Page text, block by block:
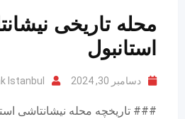
محله تاریخی
استانبول
دسامبر 30, 2024 Istanbul
### تاریخچه محله نیشانتاشی